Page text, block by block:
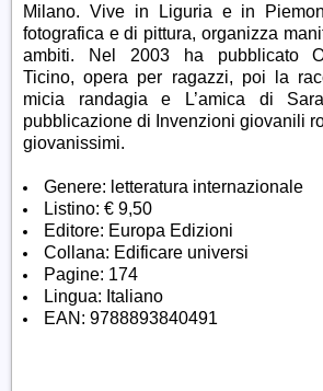
Milano. Vive in Liguria e in
fotografica e di pittura, organizza
ambiti. Nel 2003 ha pubblicato
Ticino, opera per ragazzi, poi la
micia randagia e L’amica di
pubblicazione di Invenzioni giovanili
giovanissimi.
Genere: letteratura internazionale
Listino: € 9,50
Editore: Europa Edizioni
Collana: Edificare universi
Pagine: 174
Lingua: Italiano
EAN: 9788893840491